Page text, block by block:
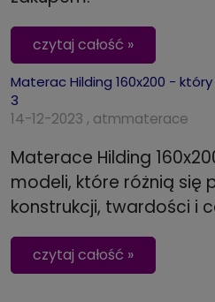
czytaj całość »
Materac Hilding 160x200 -
3
14-12-2023 , atmmaterace
Materace Hilding
modeli, które różnią się
konstrukcji, twardości i
czytaj całość »